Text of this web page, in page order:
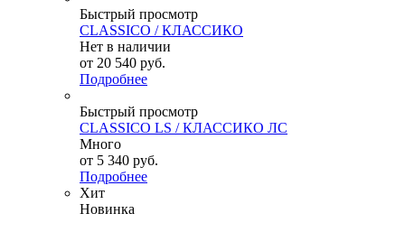
Быстрый просмотр
CLASSICO / КЛАССИКО
Нет в наличии
от 20 540 руб.
Подробнее
Быстрый просмотр
CLASSICO LS / КЛАССИКО ЛС
Много
от 5 340 руб.
Подробнее
Хит
Новинка